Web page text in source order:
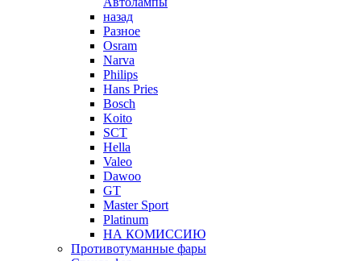
назад
Разное
Osram
Narva
Philips
Hans Pries
Bosch
Koito
SCT
Hella
Valeo
Dawoo
GT
Master Sport
Platinum
НА КОМИССИЮ
Противотуманные фары